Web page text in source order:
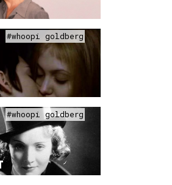
#whoopi goldberg
#whoopi goldberg